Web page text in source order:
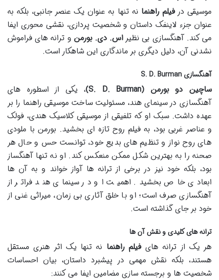
موسیقی درفیلم راهنما نه تنها به عنوان یک عنصر جانبی، بلکه به
عنوان جزء لاینفک داستان و شخصیت پردازی، نقشی محوری ایفا
می کند. آهنگسازی بی نظیر اس. دی. بورمن و ترانه های فراموش
نشدنی آن، دلیل دیگری بر ماندگاری این شاهکار است.
آهنگسازی S. D. Burman
ساچین دو بورمن (S. D. Burman)
، یکی از اسطوره های
آهنگسازی در سینمای هند، مسئولیت ساخت موسیقی راهنما را بر
عهده داشت. سبک او که تلفیقی از موسیقی کلاسیک هندی، فولک
و عناصر غربی بود، به فیلم روح تازه ای بخشید. بورمن با ملودی
های روح نواز و تنظیم های بدیع خود، توانست حس و حال هر
صحنه را به بهترین شکل ممکن منعکس کند. او نه تنها آهنگساز
بود، بلکه خود نیز در برخی از ترانه ها آواز خواند و به آن ها
ابعادی خاص بخشید. اهمیت او در سینمای هند فراتر از
آهنگسازی صرف است؛ او با خلق آثاری بی زمان، میراثی غنی از
خود بر جای گذاشته است.
ترانه های کلیدی و نقش آن ها
هر یک از ترانه هایفیلم راهنما نه تنها یک اثر هنری مستقل
هستند، بلکه نقش مهمی در پیشبرد داستان، بیان احساسات
شخصیت ها و برجسته سازی مضامین ایفا می کنند: